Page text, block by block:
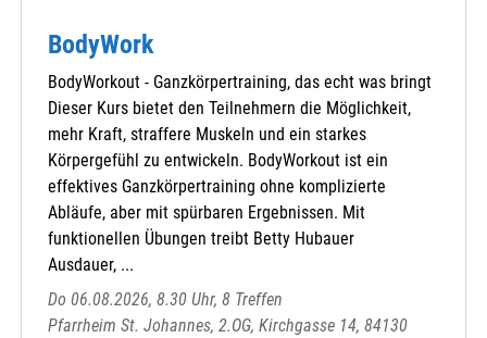
BodyWork
BodyWorkout - Ganzkörpertraining, das echt was bringt
Dieser Kurs bietet den Teilnehmern die Möglichkeit,
mehr Kraft, straffere Muskeln und ein starkes
Körpergefühl zu entwickeln. BodyWorkout ist ein
effektives Ganzkörpertraining ohne komplizierte
Abläufe, aber mit spürbaren Ergebnissen. Mit
funktionellen Übungen treibt Betty Hubauer
Ausdauer, ...
Do 06.08.2026, 8.30 Uhr, 8 Treffen
Pfarrheim St. Johannes, 2.OG, Kirchgasse 14, 84130